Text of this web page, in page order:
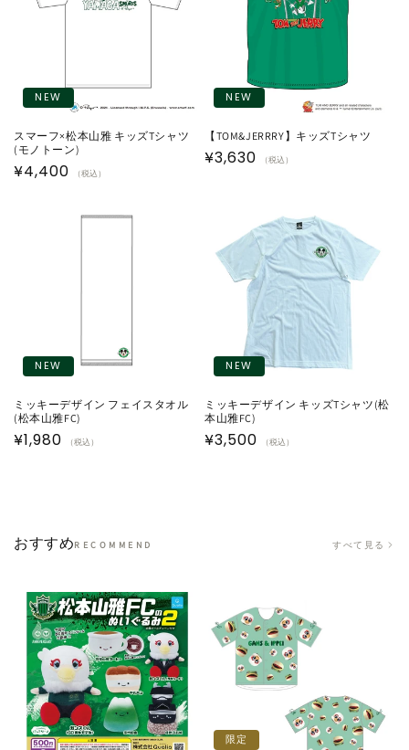
NEW
スマーフ×松本山雅 キッズTシャツ
(モノトーン)
通
¥4,400 （税込）
NEW
【TOM&JERRRY】キッズTシャツ
通
¥3,630 （税込）
NEW
ミッキーデザイン フェイスタオル
(松本山雅FC)
通
¥1,980 （税込）
NEW
ミッキーデザイン キッズTシャツ(松
本山雅FC)
通
¥3,500 （税込）
おすすめRECOMMEND すべて見る
限定